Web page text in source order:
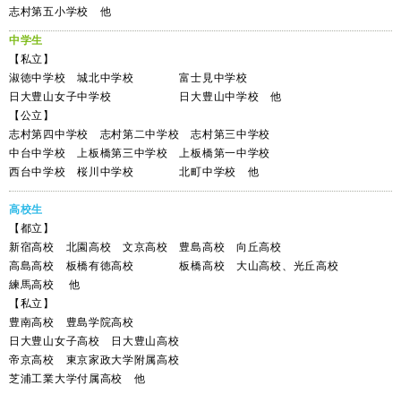
志村第五小学校 他
中学生
【私立】
淑徳中学校 城北中学校 富士見中学校
日大豊山女子中学校 日大豊山中学校 他
【公立】
志村第四中学校 志村第二中学校 志村第三中学校
中台中学校 上板橋第三中学校 上板橋第一中学校
西台中学校 桜川中学校 北町中学校 他
高校生
【都立】
新宿高校 北園高校 文京高校 豊島高校 向丘高校
高島高校 板橋有徳高校 板橋高校 大山高校、光丘高校
練馬高校 他
【私立】
豊南高校 豊島学院高校
日大豊山女子高校 日大豊山高校
帝京高校 東京家政大学附属高校
芝浦工業大学付属高校 他